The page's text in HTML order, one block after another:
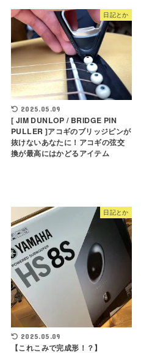
日記とか
2025.05.09
[ JIM DUNLOP / BRIDGE PIN
PULLER ]アコギのブリッジピンが
抜けないあなたに！アコギの弦交
換が最高にはかどるアイテム
日記とか
2025.05.09
【これこみで完成形！？】